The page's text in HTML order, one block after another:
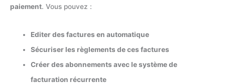
paiement. Vous pouvez :
Editer des factures en automatique
Sécuriser les règlements de ces factures
Créer des abonnements avec le système de
facturation récurrente